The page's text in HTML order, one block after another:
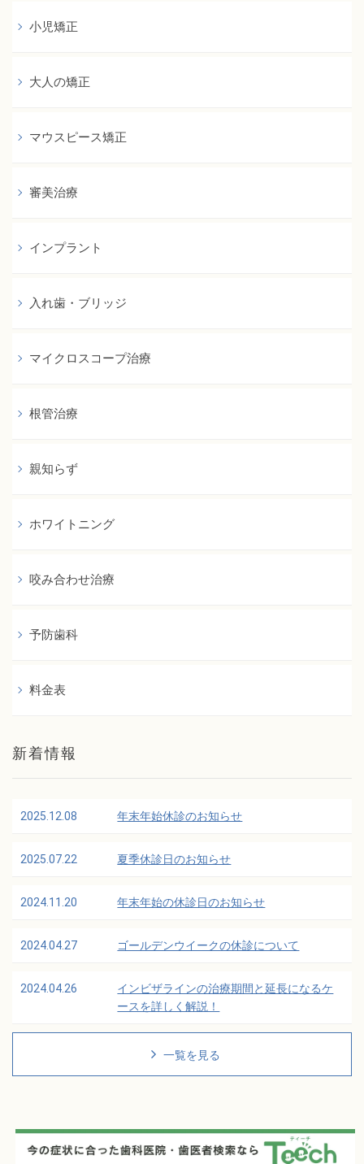
小児矯正
大人の矯正
マウスピース矯正
審美治療
インプラント
入れ歯・ブリッジ
マイクロスコープ治療
根管治療
親知らず
ホワイトニング
咬み合わせ治療
予防歯科
料金表
新着情報
2025.12.08 年末年始休診のお知らせ
2025.07.22 夏季休診日のお知らせ
2024.11.20 年末年始の休診日のお知らせ
2024.04.27 ゴールデンウイークの休診について
2024.04.26
インビザラインの治療期間と延長になるケ
ースを詳しく解説！
一覧を見る